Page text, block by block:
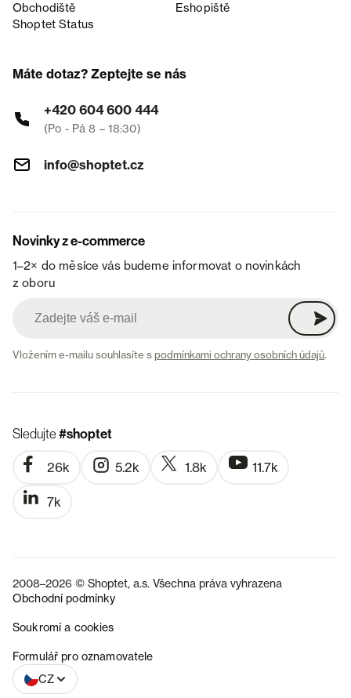
Obchodiště
Eshopiště
Shoptet Status
Máte dotaz? Zeptejte se nás
+420 604 600 444
(Po - Pá 8 – 18:30)
info@shoptet.cz
Novinky z e-commerce
1–2× do měsíce vás budeme informovat o novinkách
z oboru
Vložením e-mailu souhlasíte spodmínkami ochrany osobních údajů.
Sledujte#shoptet
26k 5.2k 1.8k 11.7k
7k
2008–2026 © Shoptet, a.s. Všechna práva vyhrazena
Obchodní podmínky
Soukromí a cookies
Formulář pro oznamovatele
CZ